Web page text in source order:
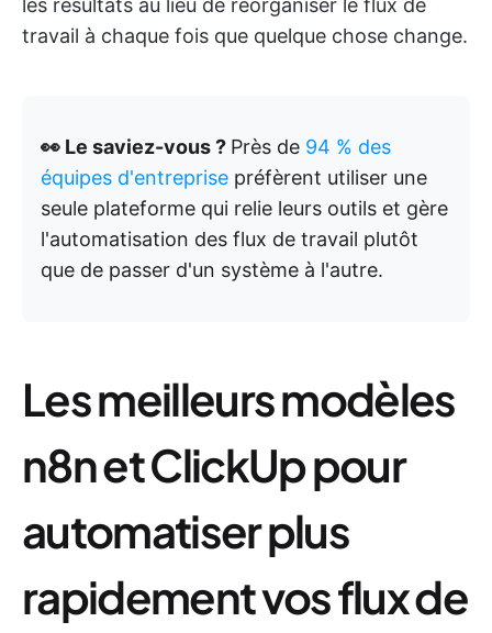
les résultats au lieu de réorganiser le flux de
travail à chaque fois que quelque chose change.
👀 Le saviez-vous ? Près de 94 % des
équipes d'entreprise préfèrent utiliser une
seule plateforme qui relie leurs outils et gère
l'automatisation des flux de travail plutôt
que de passer d'un système à l'autre.
Les meilleurs modèles
n8n et ClickUp pour
automatiser plus
rapidement vos flux de